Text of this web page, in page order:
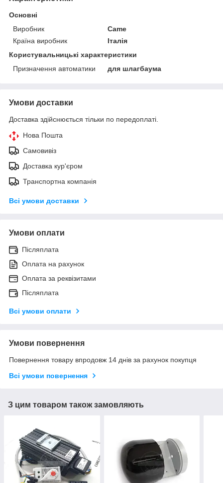
Основні
Виробник
Came
Країна виробник
Італія
Користувальницькі характеристики
Призначення автоматики
для шлагбаума
Умови доставки
Доставка здійснюється тільки по передоплаті.
Нова Пошта
Самовивіз
Доставка кур'єром
Транспортна компанія
Всі умови доставки
Умови оплати
Післяплата
Оплата на рахунок
Оплата за реквізитами
Післяплата
Всі умови оплати
Умови повернення
Повернення товару впродовж 14 днів за рахунок покупця
Всі умови повернення
З цим товаром також замовляють